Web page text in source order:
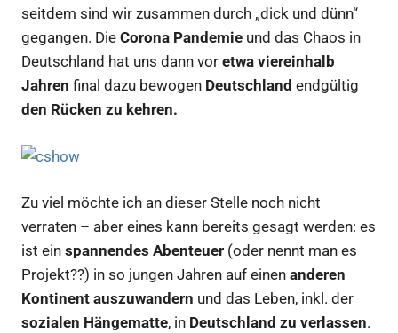
seitdem sind wir zusammen durch „dick und dünn“
gegangen. Die Corona Pandemie und das Chaos in
Deutschland hat uns dann vor etwa viereinhalb
Jahren final dazu bewogen Deutschland endgültig
den Rücken zu kehren.
Zu viel möchte ich an dieser Stelle noch nicht
verraten – aber eines kann bereits gesagt werden: es
ist ein spannendes Abenteuer (oder nennt man es
Projekt??) in so jungen Jahren auf einen anderen
Kontinent auszuwandern und das Leben, inkl. der
sozialen Hängematte, in Deutschland zu verlassen.